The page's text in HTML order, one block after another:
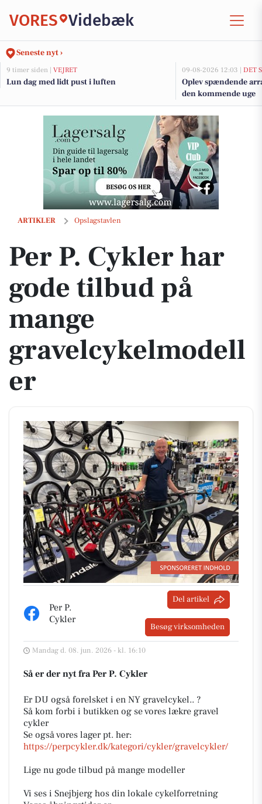
VORES Videbæk
Seneste nyt ›
9 timer siden | VEJRET
Lun dag med lidt pust i luften
09-08-2026 12:03 | DET
Oplev spændende
den kommende uge
ARTIKLER Opslagstavlen
Per P. Cykler har gode tilbud på mange gravelcykelmodeller
Per P. Cykler har
gode tilbud på
mange
gravelcykelmodell
er
Per P.
Cykler
Del artikel
Besøg virksomheden
Mandag d. 08. jun. 2026 - kl. 16:10
Så er der nyt fra Per P. Cykler
Er DU også forelsket i en NY gravelcykel.. ?
Så kom forbi i butikken og se vores lækre gravel
cykler
Se også vores lager pt. her:
https://perpcykler.dk/kategori/cykler/gravelcykler/
Lige nu gode tilbud på mange modeller
Vi ses i Snejbjerg hos din lokale cykelforretning